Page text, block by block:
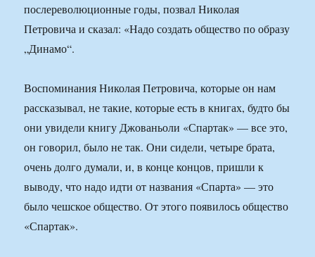
послереволюционные годы, позвал Николая
Петровича и сказал: «Надо создать общество по образу
„Динамо“.
Воспоминания Николая Петровича, которые он нам
рассказывал, не такие, которые есть в книгах, будто бы
они увидели книгу Джованьоли «Спартак» — все это,
он говорил, было не так. Они сидели, четыре брата,
очень долго думали, и, в конце концов, пришли к
выводу, что надо идти от названия «Спарта» — это
было чешское общество. От этого появилось общество
«Спартак».